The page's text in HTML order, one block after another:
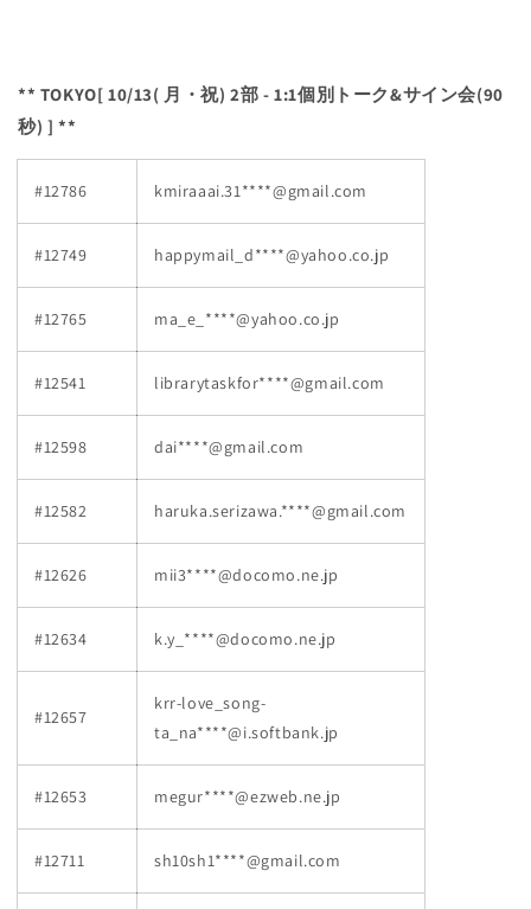
** TOKYO[ 10/13( 月・祝) 2部 - 1:1個別トーク&サイン会(90
秒) ] **
#12786 kmiraaai.31****@gmail.com
#12749 happymail_d****@yahoo.co.jp
#12765 ma_e_****@yahoo.co.jp
#12541 librarytaskfor****@gmail.com
#12598 dai****@gmail.com
#12582 haruka.serizawa.****@gmail.com
#12626 mii3****@docomo.ne.jp
#12634 k.y_****@docomo.ne.jp
#12657
krr-love_song-
ta_na****@i.softbank.jp
#12653 megur****@ezweb.ne.jp
#12711 sh10sh1****@gmail.com